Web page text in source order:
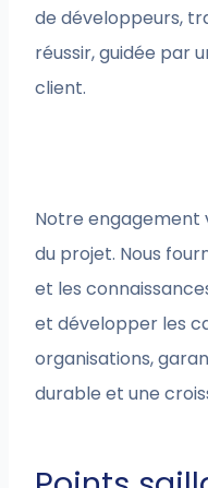
de développeurs,
réussir, guidée par
client.
Notre engagement
du projet. Nous
et les
et développer les
organisations,
durable et une